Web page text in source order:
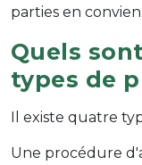
parties en
Quels
types de
Il existe quatre
Une procédure